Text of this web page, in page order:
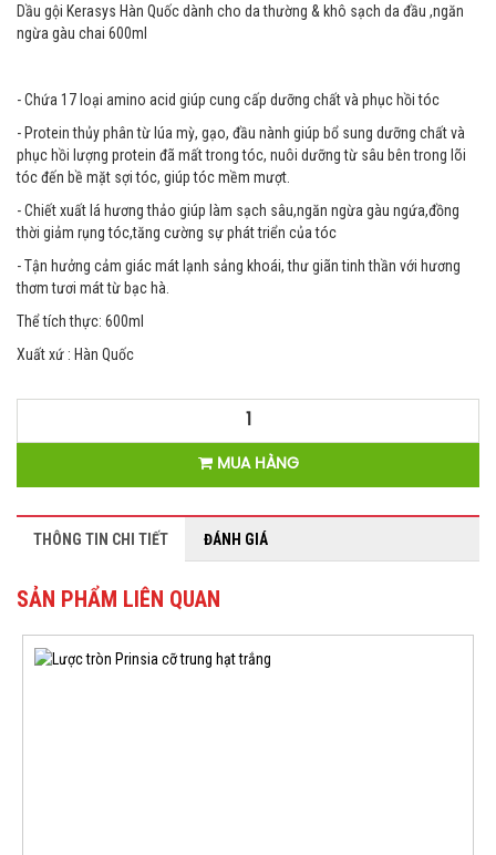
Dầu gội Kerasys Hàn Quốc dành cho da thường & khô sạch da đầu ,ngăn
ngừa gàu chai 600ml
- Chứa 17 loại amino acid giúp cung cấp dưỡng chất và phục hồi tóc
- Protein thủy phân từ lúa mỳ, gạo, đầu nành giúp bổ sung dưỡng chất và
phục hồi lượng protein đã mất trong tóc, nuôi dưỡng từ sâu bên trong lõi
tóc đến bề mặt sợi tóc, giúp tóc mềm mượt.
- Chiết xuất lá hương thảo giúp làm sạch sâu,ngăn ngừa gàu ngứa,đồng
thời giảm rụng tóc,tăng cường sự phát triển của tóc
- Tận hưởng cảm giác mát lạnh sảng khoái, thư giãn tinh thần với hương
thơm tươi mát từ bạc hà.
Thể tích thực: 600ml
Xuất xứ : Hàn Quốc
MUA HÀNG
THÔNG TIN CHI TIẾT ĐÁNH GIÁ
SẢN PHẨM LIÊN QUAN